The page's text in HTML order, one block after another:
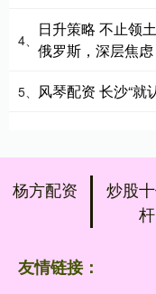
4、
日升策略 不止领
俄罗斯，深层焦虑
5、 风琴配资 长沙“就
杨方配资
炒股
杆
友情链接：